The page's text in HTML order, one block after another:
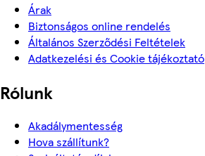
Árak
Biztonságos online rendelés
Általános Szerződési Feltételek
Adatkezelési és Cookie tájékoztató
Rólunk
Akadálymentesség
Hova szállítunk?